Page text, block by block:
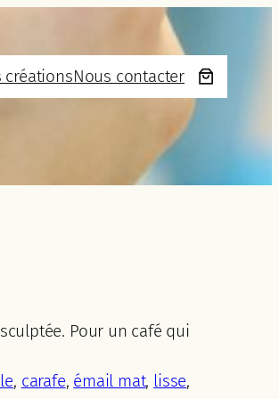
créationsNous contacter
Pour un café qui
, carafe, émail mat, lisse